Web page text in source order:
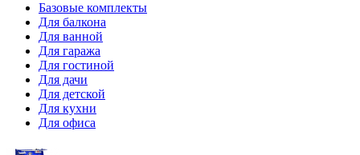
Базовые комплекты
Для балкона
Для ванной
Для гаража
Для гостиной
Для дачи
Для детской
Для кухни
Для офиса